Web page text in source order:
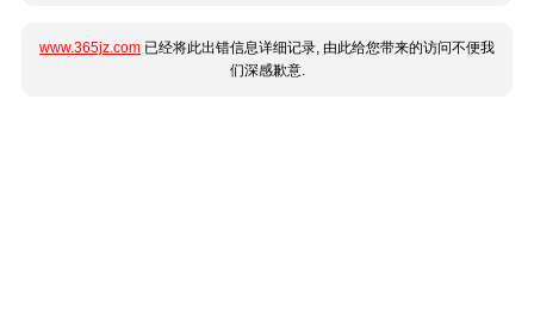
www.365jz.com 已经将此出错信息详细记录, 由此给您带来的访问不便我
们深感歉意.